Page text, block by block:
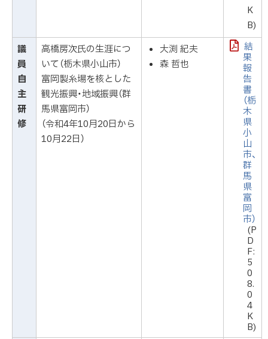
K
B)
議
員
自
主
研
修
高橋房次氏の生涯につ
いて（栃木県小山市）
富岡製糸場を核とした
観光振興・地域振興（群
馬県富岡市）
（令和4年10月20日から
10月22日）
大渕 紀夫
森 哲也
結
果
報
告
書
（栃
木
県
小
山
市、
群
馬
県
富
岡
市）
(P
D
F:
5
0
8.
0
4
K
B)